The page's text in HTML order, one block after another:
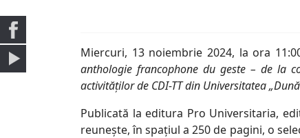
Miercuri, 13 noiembrie 2024, la ora
anthologie francophone du geste – de la
activităților de CDI-TT din Universitatea
Publicată la editura Pro Universitaria,
reunește, în spațiul a 250 de pagini, o